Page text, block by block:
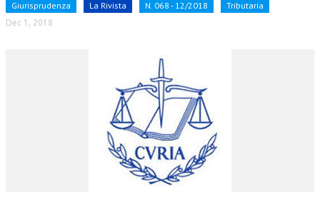
Giurisprudenza
La Rivista N. 068 - 12/2018 Tributaria
Dec 1, 2018